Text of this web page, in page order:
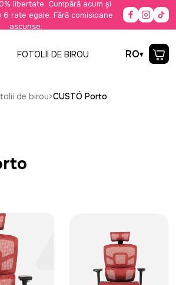
libertate. Cumpără acum și
rate egale. Fără comisioane
ascunse.
FOTOLII DE BIROU RO
de birou>CUSTÓ Porto